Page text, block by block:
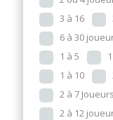
3 à 16
6 à 30
1 à 5
1 à 10
2 à 7 Joueurs
2 à 12